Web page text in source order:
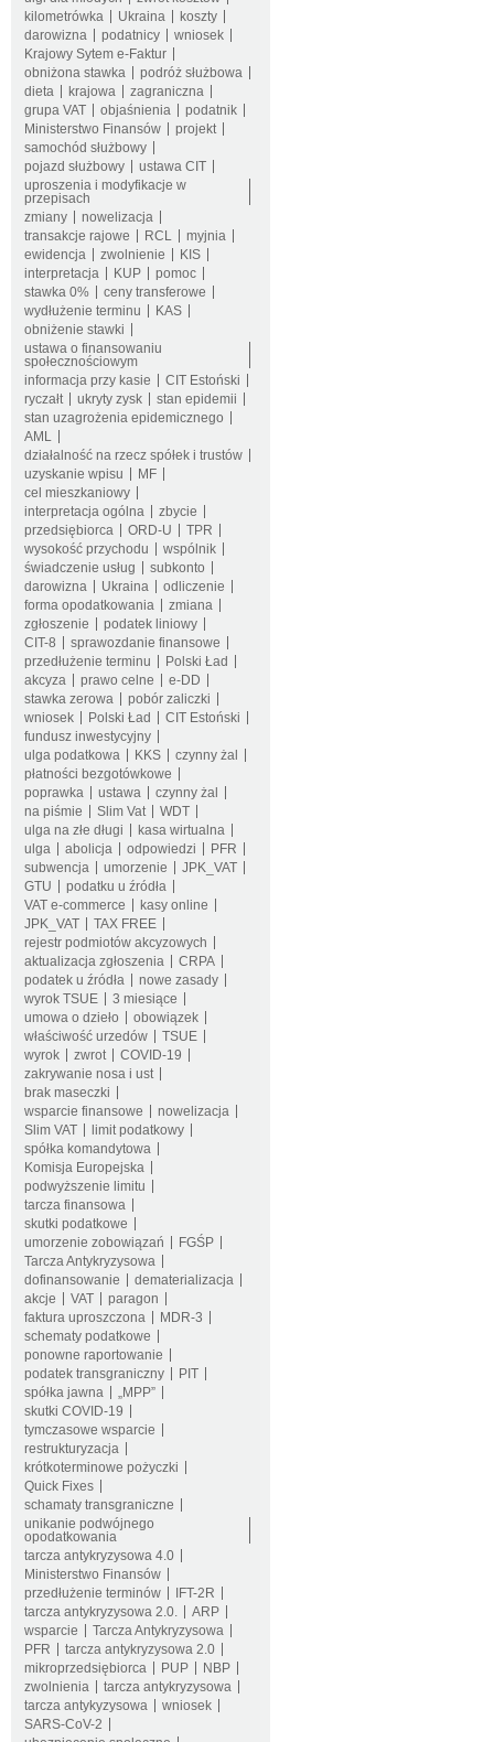
kilometrówka
Ukraina
koszty
darowizna
podatnicy
wniosek
Krajowy Sytem e-Faktur
obniżona stawka
podróż służbowa
dieta
krajowa
zagraniczna
grupa VAT
objaśnienia
podatnik
Ministerstwo Finansów
projekt
samochód służbowy
pojazd służbowy
ustawa CIT
uproszenia i modyfikacje w
przepisach
zmiany
nowelizacja
transakcje rajowe
RCL
myjnia
ewidencja
zwolnienie
KIS
interpretacja
KUP
pomoc
stawka 0%
ceny transferowe
wydłużenie terminu
KAS
obniżenie stawki
ustawa o finansowaniu
społecznościowym
informacja przy kasie
CIT Estoński
ryczałt
ukryty zysk
stan epidemii
stan uzagrożenia epidemicznego
AML
działalność na rzecz spółek i trustów
uzyskanie wpisu
MF
cel mieszkaniowy
interpretacja ogólna
zbycie
przedsiębiorca
ORD-U
TPR
wysokość przychodu
wspólnik
świadczenie usług
subkonto
darowizna
Ukraina
odliczenie
forma opodatkowania
zmiana
zgłoszenie
podatek liniowy
CIT-8
sprawozdanie finansowe
przedłużenie terminu
Polski Ład
akcyza
prawo celne
e-DD
stawka zerowa
pobór zaliczki
wniosek
Polski Ład
CIT Estoński
fundusz inwestycyjny
ulga podatkowa
KKS
czynny żal
płatności bezgotówkowe
poprawka
ustawa
czynny żal
na piśmie
Slim Vat
WDT
ulga na złe długi
kasa wirtualna
ulga
abolicja odpowiedzi
PFR
subwencja
umorzenie
JPK_VAT
GTU
podatku u źródła
VAT e-commerce
kasy online
JPK_VAT
TAX FREE
rejestr podmiotów akcyzowych
aktualizacja zgłoszenia
CRPA
podatek u źródła
nowe zasady
wyrok TSUE
3 miesiące
umowa o dzieło
obowiązek
właściwość urzedów
TSUE
wyrok
zwrot
COVID-19
zakrywanie nosa i ust
brak maseczki
wsparcie finansowe
nowelizacja
Slim VAT
limit podatkowy
spółka komandytowa
Komisja Europejska
podwyższenie limitu
tarcza finansowa
skutki podatkowe
umorzenie zobowiązań
FGŚP
Tarcza Antykryzysowa
dofinansowanie
dematerializacja
akcje
VAT
paragon
faktura uproszczona
MDR-3
schematy podatkowe
ponowne raportowanie
podatek transgraniczny
PIT
spółka jawna
„MPP”
skutki COVID-19
tymczasowe wsparcie
restrukturyzacja
krótkoterminowe pożyczki
Quick Fixes
schamaty transgraniczne
unikanie podwójnego
opodatkowania
tarcza antykryzysowa 4.0
Ministerstwo Finansów
przedłużenie terminów
IFT-2R
tarcza antykryzysowa 2.0.
ARP
wsparcie
Tarcza Antykryzysowa
PFR
tarcza antykryzysowa 2.0
mikroprzedsiębiorca
PUP
NBP
zwolnienia
tarcza antykryzysowa
tarcza antykyzysowa
wniosek
SARS-CoV-2